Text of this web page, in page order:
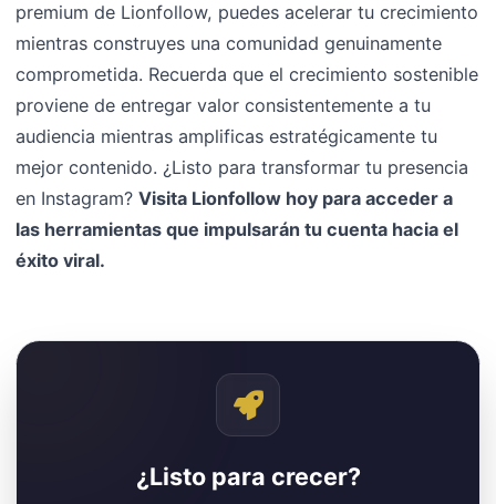
premium de Lionfollow, puedes acelerar tu crecimiento
mientras construyes una comunidad genuinamente
comprometida. Recuerda que el crecimiento sostenible
proviene de entregar valor consistentemente a tu
audiencia mientras amplificas estratégicamente tu
mejor contenido. ¿Listo para transformar tu presencia
en Instagram?Visita Lionfollow hoy para acceder a
las herramientas que impulsarán tu cuenta hacia el
éxito viral.
¿Listo para crecer?